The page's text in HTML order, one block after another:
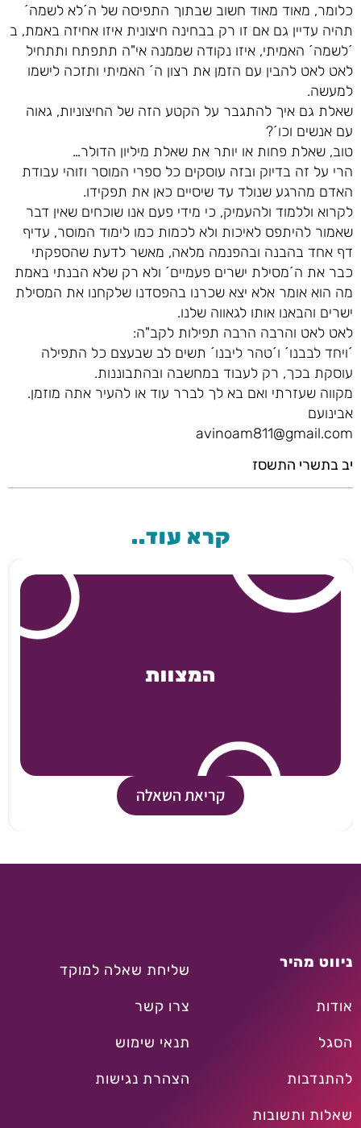
כלומר, מאוד מאוד חשוב שבתוך התפיסה של ה´לא לשמה´
תהיה עדיין גם אם זו רק בבחינה חיצונית איזו אחיזה באמת, ב
´לשמה´ האמיתי, איזו נקודה שממנה אי"ה תתפתח ותתחיל
לאט לאט להבין עם הזמן את רצון ה´ האמיתי ותזכה לישמו
למעשה.
שאלת גם איך להתגבר על הקטע הזה של החיצוניות, גאוה
עם אנשים וכו´?
טוב, שאלת פחות או יותר את שאלת מיליון הדולר…
הרי על זה בדיוק ובזה עוסקים כל ספרי המוסר וזוהי עבודת
האדם מהרגע שנולד עד שיסיים כאן את תפקידו.
לקרוא וללמוד ולהעמיק, כי מידי פעם אנו שוכחים שאין דבר
שאמור להיתפס לאיכות ולא לכמות כמו לימוד המוסר, עדיף
דף אחד בהבנה ובהפנמה מלאה, מאשר לדעת שהספקתי
כבר את ה´מסילת ישרים פעמיים´ ולא רק שלא הבנתי באמת
מה הוא אומר אלא יצא שכרנו בהפסדנו שלקחנו את המסילת
ישרים והבאנו אותו לגאווה שלנו.
לאט לאט והרבה הרבה תפילות לקב"ה:
´ויחד לבבנו´ ו´טהר ליבנו´ תשים לב שבעצם כל התפילה
עוסקת בכך, רק לעבוד במחשבה ובהתבוננות.
מקווה שעזרתי ואם בא לך לברר עוד או להעיר אתה מוזמן.
אבינועם
avinoam811@gmail.com
יב בתשרי התשסז
קרא עוד..
המצוות
קריאת השאלה
ניווט מהיר
אודות
הסגל
להתנדבות
שאלות ותשובות
שליחת שאלה למוקד
צרו קשר
תנאי שימוש
הצהרת נגישות